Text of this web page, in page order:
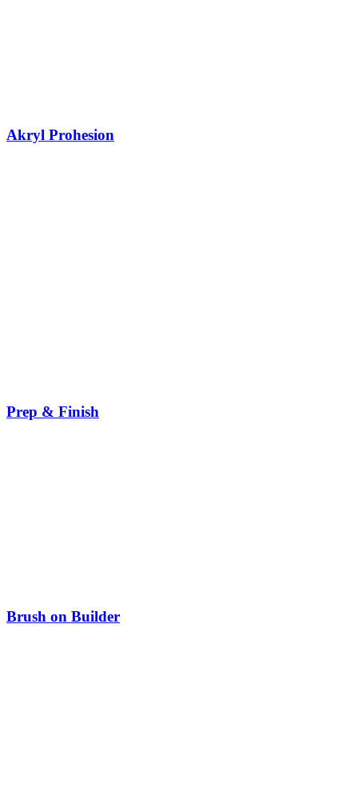
Akryl Prohesion
Prep & Finish
Brush on Builder